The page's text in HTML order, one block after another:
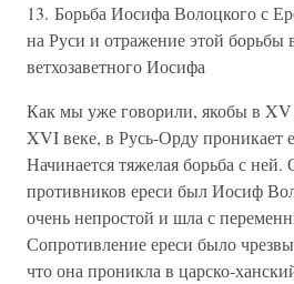
13. Борьба Иосифа Волоцкого с
на Руси и отражение этой борьбы
ветхозаветного Иосифа
Как мы уже говорили, якобы в XV
XVI веке, в Русь-Орду проникает
Начинается тяжелая борьба с
противников ереси был Иосиф
очень непростой и шла с
Сопротивление ереси было
что она проникла в царско-